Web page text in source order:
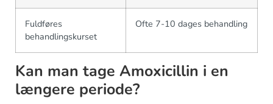
Fuldføres
behandlingskurset
Ofte 7-10 dages behandling
Kan man tage Amoxicillin i en
længere periode?